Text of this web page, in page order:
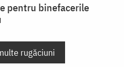
pentru binefacerile
rugăciuni